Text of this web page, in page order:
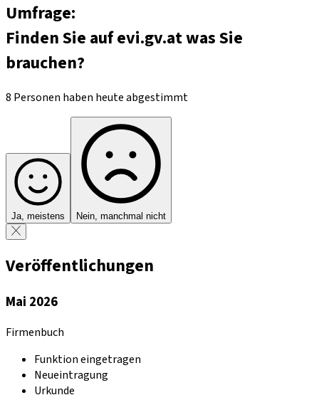
Umfrage:
Finden Sie auf evi.gv.at was Sie
brauchen?
8 Personen haben heute abgestimmt
Ja, meistens Nein, manchmal nicht
Veröffentlichungen
Mai 2026
Firmenbuch
Funktion eingetragen
Neueintragung
Urkunde